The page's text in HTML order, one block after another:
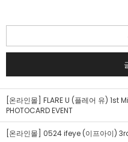
[온라인몰] FLARE U (플레어 유) 1st
PHOTOCARD EVENT
[온라인몰] 0524 ifeye (이프아이) 3rd